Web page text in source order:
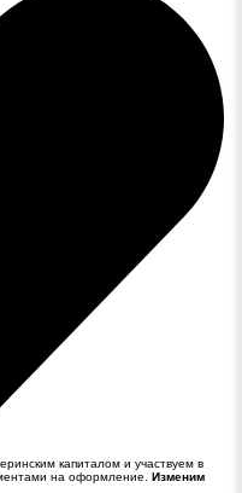
капиталом и участвуем в
на оформление. Изменим